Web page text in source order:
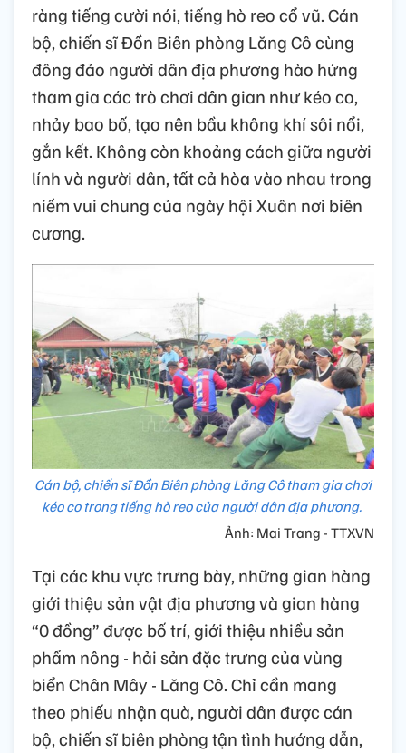
ràng tiếng cười nói, tiếng hò reo cổ vũ. Cán
bộ, chiến sĩ Đồn Biên phòng Lăng Cô cùng
đông đảo người dân địa phương hào hứng
tham gia các trò chơi dân gian như kéo co,
nhảy bao bố, tạo nên bầu không khí sôi nổi,
gắn kết. Không còn khoảng cách giữa người
lính và người dân, tất cả hòa vào nhau trong
niềm vui chung của ngày hội Xuân nơi biên
cương.
Cán bộ, chiến sĩ Đồn Biên phòng Lăng Cô tham gia chơi
kéo co trong tiếng hò reo của người dân địa phương.
Ảnh: Mai Trang - TTXVN
Tại các khu vực trưng bày, những gian hàng
giới thiệu sản vật địa phương và gian hàng
“0 đồng” được bố trí, giới thiệu nhiều sản
phẩm nông - hải sản đặc trưng của vùng
biển Chân Mây - Lăng Cô. Chỉ cần mang
theo phiếu nhận quà, người dân được cán
bộ, chiến sĩ biên phòng tận tình hướng dẫn,